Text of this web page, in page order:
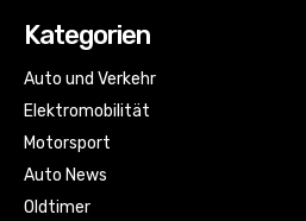
Kategorien
Auto und Verkehr
Elektromobilität
Motorsport
Auto News
Oldtimer